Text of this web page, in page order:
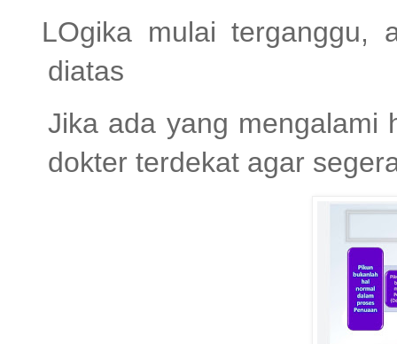
LOgika mulai terganggu,
diatas
Jika ada yang mengalami
dokter terdekat agar